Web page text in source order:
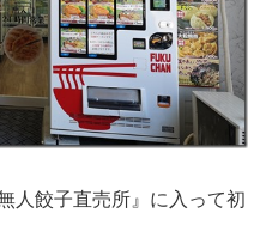
人餃子直売所』に入って初